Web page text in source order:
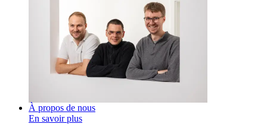
À propos de nous
En savoir plus